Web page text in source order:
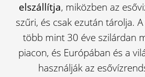
elszállítja, miközben az
szűri, és csak ezután tárolja.
több mint 30 éve szilárdan
piacon, és Európában és a
használják az